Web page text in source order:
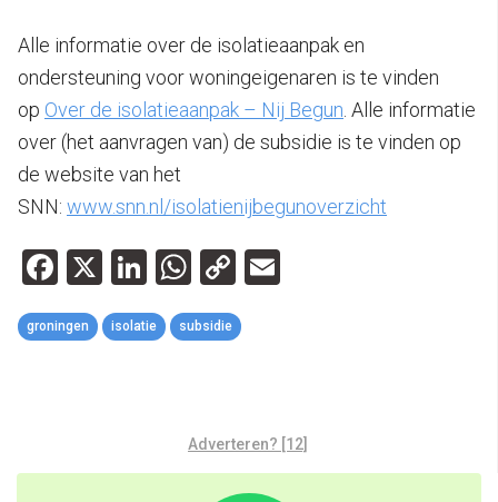
Alle informatie over de isolatieaanpak en
ondersteuning voor woningeigenaren is te vinden
op Over de isolatieaanpak – Nij Begun. Alle informatie
over (het aanvragen van) de subsidie is te vinden op
de website van het
SNN: www.snn.nl/isolatienijbegunoverzicht
Facebook
X LinkedIn
WhatsApp
Copy
groningen isolatie subsidie
Adverteren? [12]